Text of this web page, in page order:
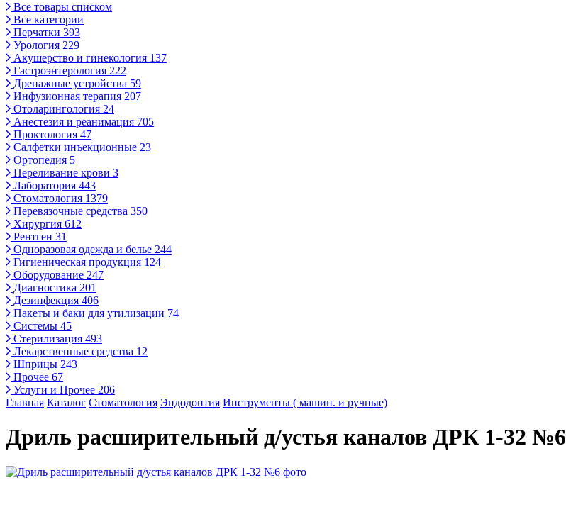
Все товары списком
Все категории
Перчатки 393
Урология 229
Акушерство и гинекология 137
Гастроэнтерология 222
Дренажные устройства 59
Инфузионная терапия 207
Отоларингология 24
Анестезия и реанимация 705
Проктология 47
Салфетки инъекционные 23
Ортопедия 5
Переливание крови 3
Лаборатория 443
Стоматология 1379
Перевязочные средства 350
Хирургия 612
Рентген 31
Одноразовая одежда и белье 244
Гигиеническая продукция 124
Оборудование 247
Диагностика 201
Дезинфекция 406
Пакеты и баки для утилизации 74
Системы 45
Стерилизация 493
Лекарственные средства 12
Шприцы 243
Прочее 67
Услуги и Прочее 206
Главная Каталог Стоматология Эндодонтия Инструменты ( машин. и ручные)
Дриль расширительный д/устья каналов ДРК 1-32 №6